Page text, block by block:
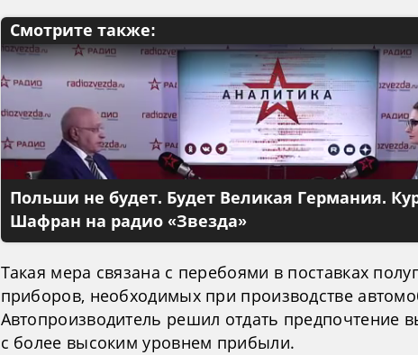
Смотрите также:
Польши не будет. Будет Великая Германия.
Шафран на радио «Звезда»
Такая мера связана с перебоями в поставках
приборов, необходимых при производстве
Автопроизводитель решил отдать предпочтение
с более высоким уровнем прибыли.